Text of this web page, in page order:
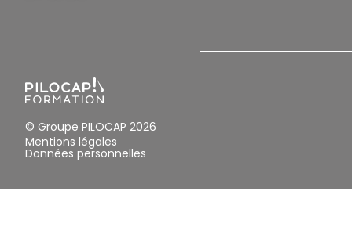
© Groupe PILOCAP 2026
Mentions légales
Données personnelles